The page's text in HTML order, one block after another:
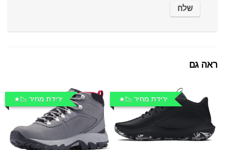
ראה גם
ירידת מחיר 📉 ירידת מחיר 📉